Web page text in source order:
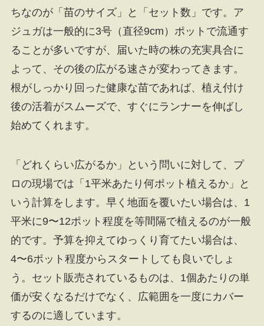
ちなのが「苗のサイズ」と「セット数」です。ア
ジュガは一般的に3号（直径9cm）ポットで流通す
ることが多いですが、届いた時の株の充実具合に
よって、その後の広がる速さが変わってきます。
根がしっかり回った健康な苗であれば、植え付け
後の活着がスムーズで、すぐにランナーを伸ばし
始めてくれます。
「どれくらい広がるか」という問いに対して、プ
ロの現場では「1平米あたり何ポット植えるか」と
いう計算をします。早く地面を覆いたい場合は、1
平米に9〜12ポット程度を等間隔で植えるのが一般
的です。予算を抑えてゆっくり育てたい場合は、
4〜6ポット程度からスタートしても良いでしょ
う。セット販売されているものは、1個あたりの単
価が安くなるだけでなく、広範囲を一度にカバー
するのに適しています。